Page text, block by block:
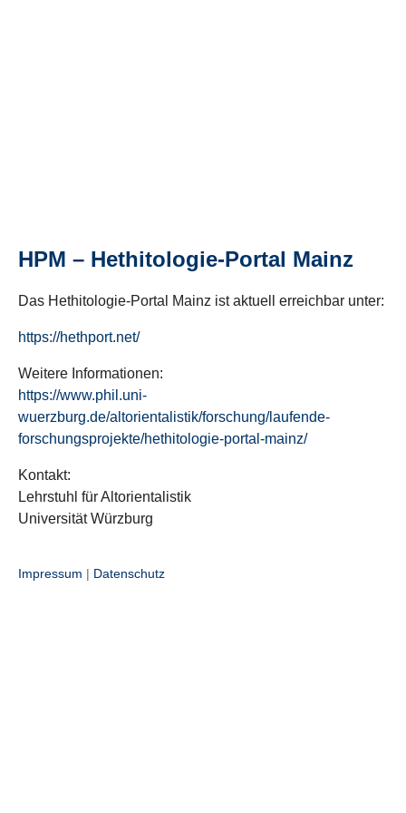
HPM – Hethitologie-Portal Mainz
Das Hethitologie-Portal Mainz ist aktuell erreichbar unter:
https://hethport.net/
Weitere Informationen:
https://www.phil.uni-
wuerzburg.de/altorientalistik/forschung/laufende-
forschungsprojekte/hethitologie-portal-mainz/
Kontakt:
Lehrstuhl für Altorientalistik
Universität Würzburg
Impressum | Datenschutz